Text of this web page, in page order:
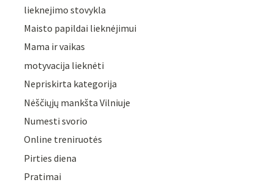
lieknejimo stovykla
Maisto papildai lieknėjimui
Mama ir vaikas
motyvacija lieknėti
Nepriskirta kategorija
Nėščiųjų mankšta Vilniuje
Numesti svorio
Online treniruotės
Pirties diena
Pratimai